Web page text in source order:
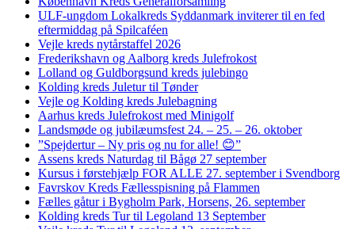
ULF-ungdom Lokalkreds Syddanmark inviterer til en fed
eftermiddag på Spilcaféen
Vejle kreds nytårstaffel 2026
Frederikshavn og Aalborg kreds Julefrokost
Lolland og Guldborgsund kreds julebingo
Kolding kreds Juletur til Tønder
Vejle og Kolding kreds Julebagning
Aarhus kreds Julefrokost med Minigolf
Landsmøde og jubilæumsfest 24. – 25. – 26. oktober
”Spejdertur – Ny pris og nu for alle! 😊”
Assens kreds Naturdag til Bågø 27 september
Kursus i førstehjælp FOR ALLE 27. september i Svendborg
Favrskov Kreds Fællesspisning på Flammen
Fælles gåtur i Bygholm Park, Horsens, 26. september
Kolding kreds Tur til Legoland 13 September